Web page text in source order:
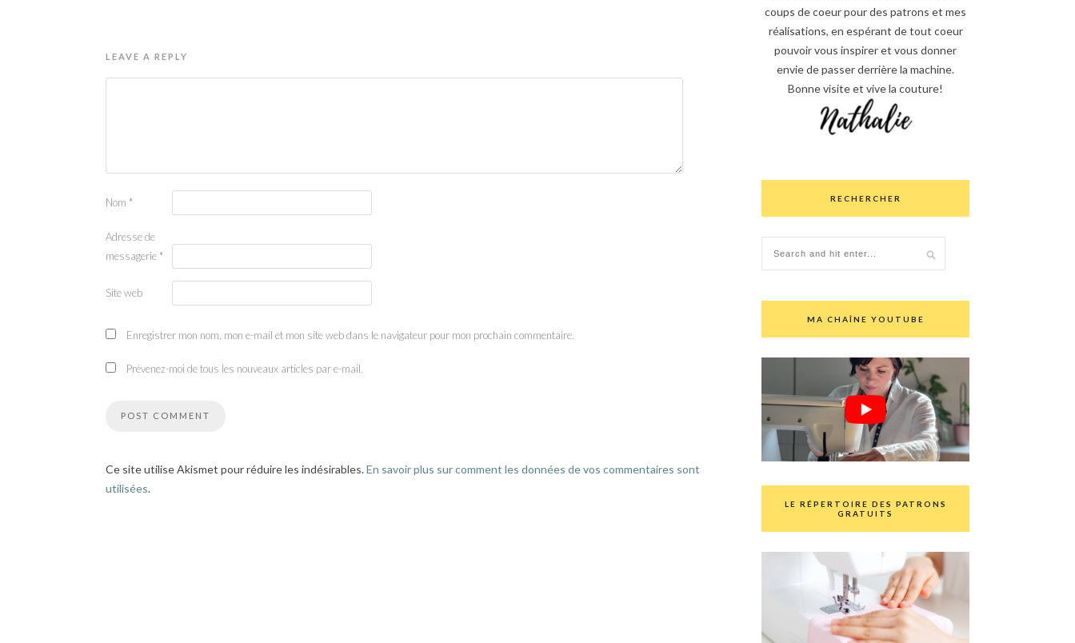
LEAVE A REPLY
Nom *
Adresse de
messagerie *
Site web
Enregistrer mon nom, mon e-mail et mon site web dans le navigateur pour mon prochain commentaire.
Prévenez-moi de tous les nouveaux articles par e-mail.
Ce site utilise Akismet pour réduire les indésirables.En savoir plus sur comment les données de vos commentaires sont
utilisées.
coups de coeur pour des patrons et mes
réalisations, en espérant de tout coeur
pouvoir vous inspirer et vous donner
envie de passer derrière la machine.
Bonne visite et vive la couture!
RECHERCHER
MA CHAÎNE YOUTUBE
LE RÉPERTOIRE DES PATRONS
GRATUITS